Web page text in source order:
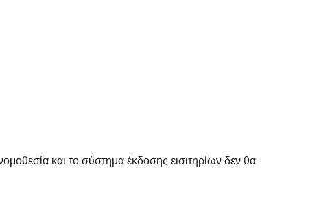
και το σύστημα έκδοσης εισιτηρίων δεν θα